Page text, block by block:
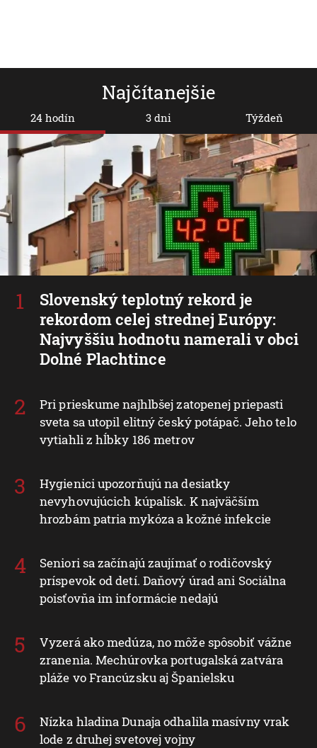
Najčítanejšie
24 hodín
Slovenský teplotný rekord je
rekordom celej strednej Európy:
Najvyššiu hodnotu namerali v obci
Dolné Plachtince
Pri prieskume najhlbšej zatopenej priepasti
sveta sa utopil elitný český potápač. Jeho telo
vytiahli z hĺbky 186 metrov
Hygienici upozorňujú na desiatky
nevyhovujúcich kúpalísk. K najväčším
hrozbám patria mykóza a kožné infekcie
Seniori sa začínajú zaujímať o rodičovský
príspevok od detí. Daňový úrad ani Sociálna
poisťovňa im informácie nedajú
Vyzerá ako medúza, no môže spôsobiť vážne
zranenia. Mechúrovka portugalská zatvára
pláže vo Francúzsku aj Španielsku
Nízka hladina Dunaja odhalila masívny vrak
lode z druhej svetovej vojny
3 dni Týždeň